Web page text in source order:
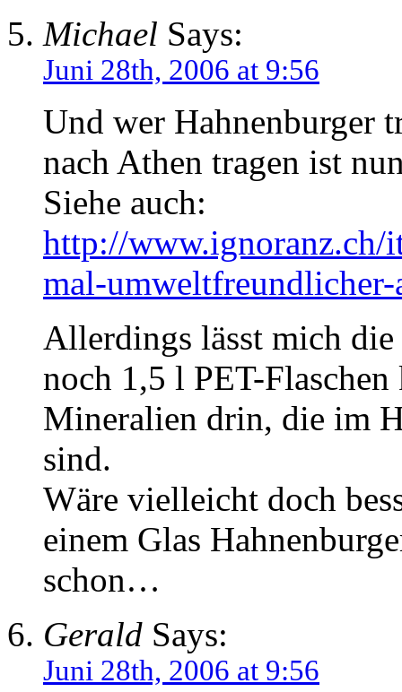
Michael Says:
Juni 28th, 2006 at 9:56
Und wer Hahnenburger
nach Athen tragen ist
Siehe auch:
http://www.ignoranz.ch/
mal-umweltfreundlicher-
Allerdings lässt mich
noch 1,5 l PET-
Mineralien drin, die im
sind.
Wäre vielleicht doch
einem Glas
schon…
Gerald Says:
Juni 28th, 2006 at 9:56